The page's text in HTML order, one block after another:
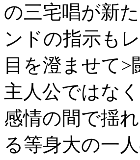
の三宅唱が新
ンドの指示も
目を澄ませて
主人公ではな
感情の間で揺
る等身大の一